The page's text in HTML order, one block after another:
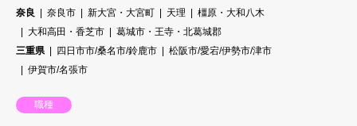
奈良
奈良市 新大宮・大宮町 天理
橿原・大和八木
大和高田・香芝市
葛城市・王寺・北葛城郡
三重県
四日市市/桑名市/鈴鹿市
松阪市/愛宕/伊勢市/津市
伊賀市/名張市
職種